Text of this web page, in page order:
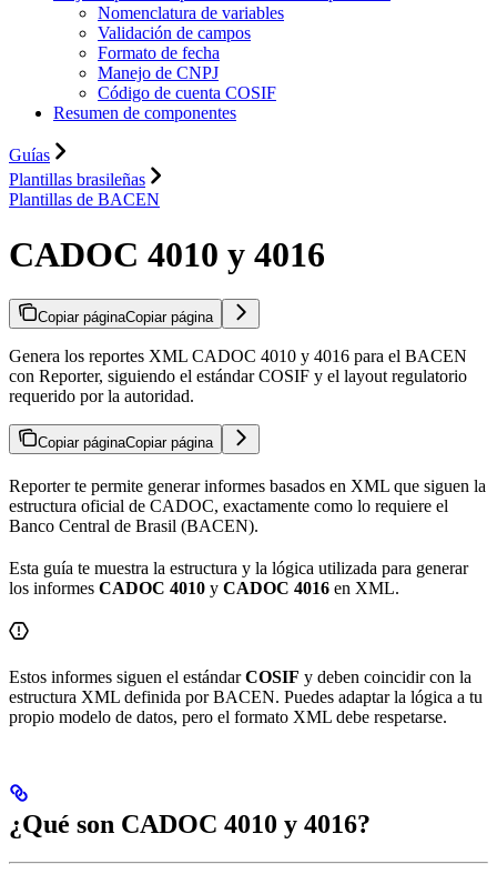
Nomenclatura de variables
Validación de campos
Formato de fecha
Manejo de CNPJ
Código de cuenta COSIF
Resumen de componentes
Guías
Plantillas brasileñas
Plantillas de BACEN
CADOC 4010 y 4016
Copiar páginaCopiar página
Genera los reportes XML CADOC 4010 y 4016 para el BACEN
con Reporter, siguiendo el estándar COSIF y el layout regulatorio
requerido por la autoridad.
Copiar páginaCopiar página
Reporter te permite generar informes basados en XML que siguen la
estructura oficial de CADOC, exactamente como lo requiere el
Banco Central de Brasil (BACEN).
Esta guía te muestra la estructura y la lógica utilizada para generar
los informes CADOC 4010 y CADOC 4016 en XML.
Estos informes siguen el estándarCOSIF y deben coincidir con la
estructura XML definida por BACEN. Puedes adaptar la lógica a tu
propio modelo de datos, pero el formato XML debe respetarse.
¿Qué son CADOC 4010 y 4016?